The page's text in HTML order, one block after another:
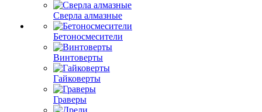
Сверла алмазные
Бетоносмесители
Винтоверты
Гайковерты
Граверы